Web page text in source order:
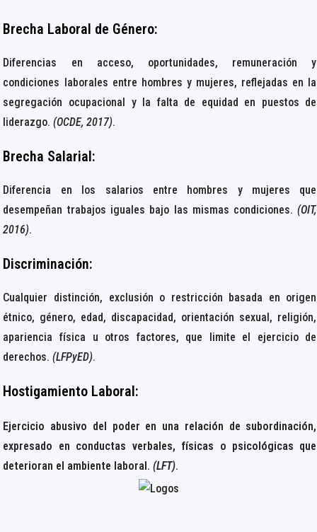
Brecha Laboral de Género:
Diferencias en acceso, oportunidades, remuneración y
condiciones laborales entre hombres y mujeres, reflejadas en la
segregación ocupacional y la falta de equidad en puestos de
liderazgo.(OCDE, 2017).
Brecha Salarial:
Diferencia en los salarios entre hombres y mujeres que
desempeñan trabajos iguales bajo las mismas condiciones.(OIT,
2016).
Discriminación:
Cualquier distinción, exclusión o restricción basada en origen
étnico, género, edad, discapacidad, orientación sexual, religión,
apariencia física u otros factores, que limite el ejercicio de
derechos.(LFPyED).
Hostigamiento Laboral:
Ejercicio abusivo del poder en una relación de subordinación,
expresado en conductas verbales, físicas o psicológicas que
deterioran el ambiente laboral.(LFT).